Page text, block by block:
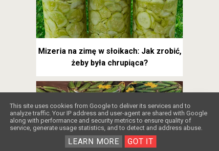
Mizeria na zimę w słoikach: Jak zrobić,
żeby była chrupiąca?
This site uses cookies from Google to deliver its services and to
analyze traffic. Your IP address and user-agent are shared with Google
along with performance and security metrics to ensure quality of
service, generate usage statistics, and to detect and address abuse.
LEARN MORE GOT IT